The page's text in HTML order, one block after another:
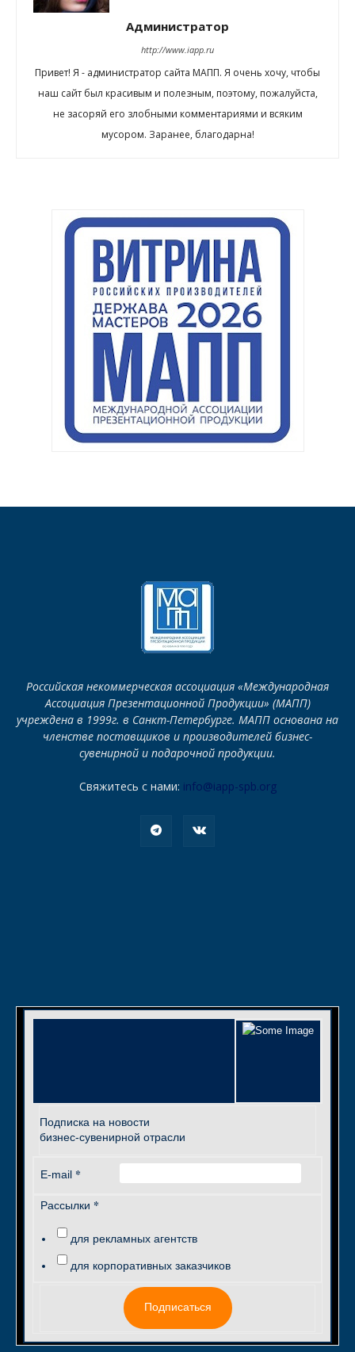
Администратор
http://www.iapp.ru
Привет! Я - администратор сайта МАПП. Я очень хочу, чтобы
наш сайт был красивым и полезным, поэтому, пожалуйста,
не засоряй его злобными комментариями и всяким
мусором. Заранее, благодарна!
Российская некоммерческая ассоциация «Международная
Ассоциация Презентационной Продукции» (МАПП)
учреждена в 1999г. в Санкт-Петербурге. МАПП основана на
членстве поставщиков и производителей бизнес-
сувенирной и подарочной продукции.
Свяжитесь с нами: info@iapp-spb.org
Подписка на новости
бизнес-сувенирной отрасли
E-mail *
Рассылки *
для рекламных агентств
для корпоративных заказчиков
Подписаться